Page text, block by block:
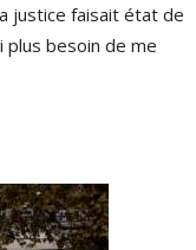
justice faisait état de
plus besoin de me